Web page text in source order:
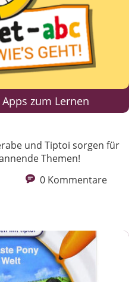
zum Lernen
und Tiptoi sorgen für
Themen!
0 Kommentare